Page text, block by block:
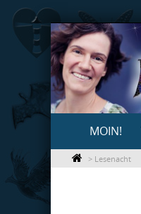
Skip
to
content
content
MOIN!
> Lesenacht